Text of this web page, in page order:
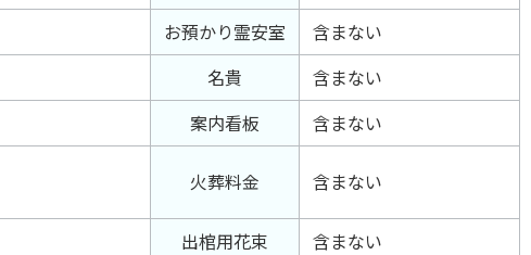
お預かり霊安室
含まない
名貴
含まない
案内看板
含まない
火葬料金 含まない
出棺用花束
含まない